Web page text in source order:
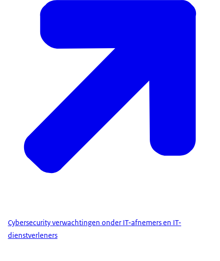
Cybersecurity verwachtingen onder IT-afnemers en IT-
dienstverleners